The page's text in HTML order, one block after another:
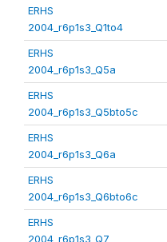
ERHS
2004_r6p1s3_Q1to4
ERHS
2004_r6p1s3_Q5a
ERHS
2004_r6p1s3_Q5bto5c
ERHS
2004_r6p1s3_Q6a
ERHS
2004_r6p1s3_Q6bto6c
ERHS
2004_r6p1s3_Q7